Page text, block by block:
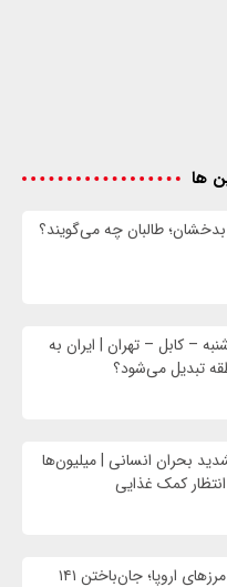
ها
بدخشان؛ طالبان چه می‌گویند؟
– کابل – تهران | ایران به
تبدیل می‌شود؟
بحران انسانی | میلیون‌ها
کمک غذایی
فاجعه انسانی در مرزهای اروپا؛ جان‌باختن ۱۴۱